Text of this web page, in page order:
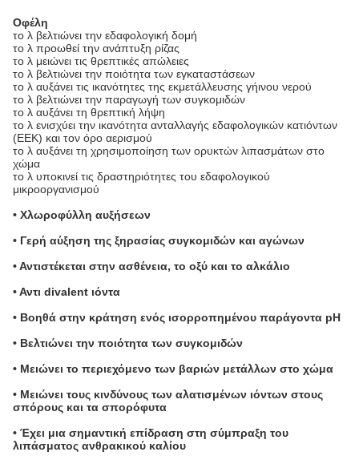
Οφέλη
το λ βελτιώνει την εδαφολογική δομή
το λ προωθεί την ανάπτυξη ρίζας
το λ μειώνει τις θρεπτικές απώλειες
το λ βελτιώνει την ποιότητα των εγκαταστάσεων
το λ αυξάνει τις ικανότητες της εκμετάλλευσης γήινου νερού
το λ βελτιώνει την παραγωγή των συγκομιδών
το λ αυξάνει τη θρεπτική λήψη
το λ ενισχύει την ικανότητα ανταλλαγής εδαφολογικών κατιόντων
(ΕΕΚ) και τον όρο αερισμού
το λ αυξάνει τη χρησιμοποίηση των ορυκτών λιπασμάτων στο
χώμα
το λ υποκινεί τις δραστηριότητες του εδαφολογικού
μικροοργανισμού
• Χλωροφύλλη αυξήσεων
• Γερή αύξηση της ξηρασίας συγκομιδών και αγώνων
• Αντιστέκεται στην ασθένεια, το οξύ και το αλκάλιο
• Αντι divalent ιόντα
• Βοηθά στην κράτηση ενός ισορροπημένου παράγοντα pH
• Βελτιώνει την ποιότητα των συγκομιδών
• Μειώνει το περιεχόμενο των βαριών μετάλλων στο χώμα
• Μειώνει τους κινδύνους των αλατισμένων ιόντων στους
σπόρους και τα σπορόφυτα
• Έχει μια σημαντική επίδραση στη σύμπραξη του
λιπάσματος ανθρακικού καλίου